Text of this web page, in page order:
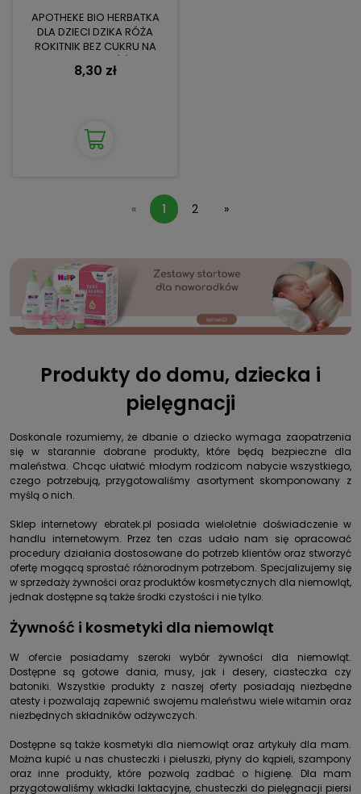
APOTHEKE BIO HERBATKA
DLA DZIECI DZIKA RÓŻA
ROKITNIK BEZ CUKRU NA
8,30 zł
« 1 2 »
Produkty do domu, dziecka i
pielęgnacji
Doskonale rozumiemy, że dbanie o dziecko wymaga zaopatrzenia
się w starannie dobrane produkty, które będą bezpieczne dla
maleństwa. Chcąc ułatwić młodym rodzicom nabycie wszystkiego,
czego potrzebują, przygotowaliśmy asortyment skomponowany z
myślą o nich.
Sklep internetowy ebratek.pl posiada wieloletnie doświadczenie w
handlu internetowym. Przez ten czas udało nam się opracować
procedury działania dostosowane do potrzeb klientów oraz stworzyć
ofertę mogącą sprostać różnorodnym potrzebom. Specjalizujemy się
w sprzedaży żywności oraz produktów kosmetycznych dla niemowląt,
jednak dostępne są także środki czystości i nie tylko.
Żywność i kosmetyki dla niemowląt
W ofercie posiadamy szeroki wybór żywności dla niemowląt.
Dostępne są gotowe dania, musy, jak i desery, ciasteczka czy
batoniki. Wszystkie produkty z naszej oferty posiadają niezbędne
atesty i pozwalają zapewnić swojemu maleństwu wiele witamin oraz
niezbędnych składników odżywczych.
Dostępne są także kosmetyki dla niemowląt oraz artykuły dla mam.
Można kupić u nas chusteczki i pieluszki, płyny do kąpieli, szampony
oraz inne produkty, które pozwolą zadbać o higienę. Dla mam
przygotowaliśmy wkładki laktacyjne, chusteczki do pielęgnacji piersi